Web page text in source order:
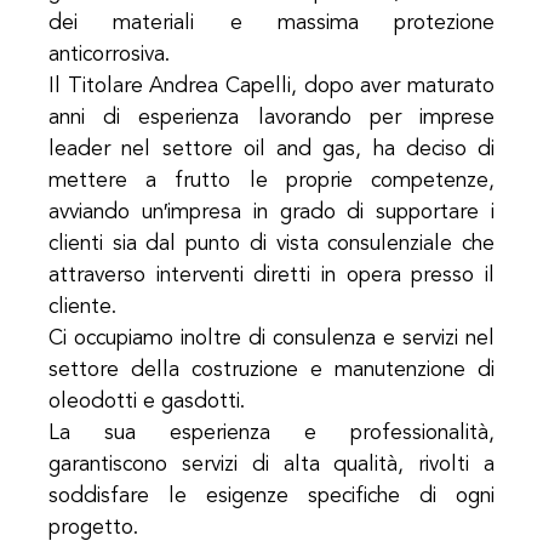
dei materiali e massima protezione
anticorrosiva.
Il Titolare Andrea Capelli, dopo aver maturato
anni di esperienza lavorando per imprese
leader nel settore oil and gas, ha deciso di
mettere a frutto le proprie competenze,
avviando un′impresa in grado di supportare i
clienti sia dal punto di vista consulenziale che
attraverso interventi diretti in opera presso il
cliente.
Ci occupiamo inoltre di consulenza e servizi nel
settore della costruzione e manutenzione di
oleodotti e gasdotti.
La sua esperienza e professionalità,
garantiscono servizi di alta qualità, rivolti a
soddisfare le esigenze specifiche di ogni
progetto.